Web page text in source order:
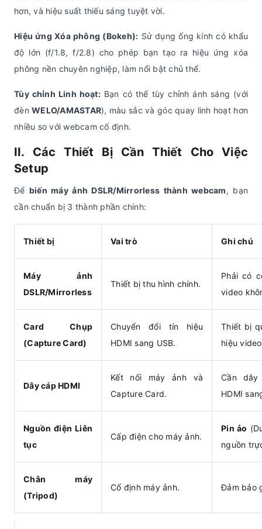
hơn, và hiệu suất thiếu sáng tuyệt vời.
Hiệu ứng Xóa phông (Bokeh): Sử dụng ống kính có khẩu
độ lớn (f/1.8, f/2.8) cho phép bạn tạo ra hiệu ứng xóa
phông nền chuyên nghiệp, làm nổi bật chủ thể.
Tùy chỉnh Linh hoạt:Bạn có thể tùy chỉnh ánh sáng (với
đènWELO/AMASTAR), màu sắc và góc quay linh hoạt hơn
nhiều so với webcam cố định.
II. Các Thiết Bị Cần Thiết Cho Việc
Setup
Để biến máy ảnh DSLR/Mirrorless thành webcam, bạn
cần chuẩn bị 3 thành phần chính:
Thiết bị Vai trò Ghi chú
Máy ảnh
DSLR/Mirrorless
Thiết bị thu hình chính.
Phải có
video
Card Chụp
(Capture Card)
Chuyển đổi tín hiệu
HDMI sang USB.
Thiết bị
hiệu
Dây cáp HDMI
Kết nối máy ảnh và
Capture Card.
Cần dây
HDMI
Nguồn điện Liên
tục
Cấp điện cho máy ảnh.
Pin ảo
nguồn
Chân máy
(Tripod)
Cố định máy ảnh. Đảm bảo